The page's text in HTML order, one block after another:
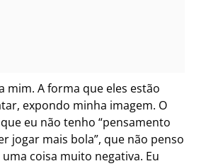
mim. A forma que eles estão
expondo minha imagem. O
eu não tenho “pensamento
jogar mais bola”, que não penso
coisa muito negativa. Eu